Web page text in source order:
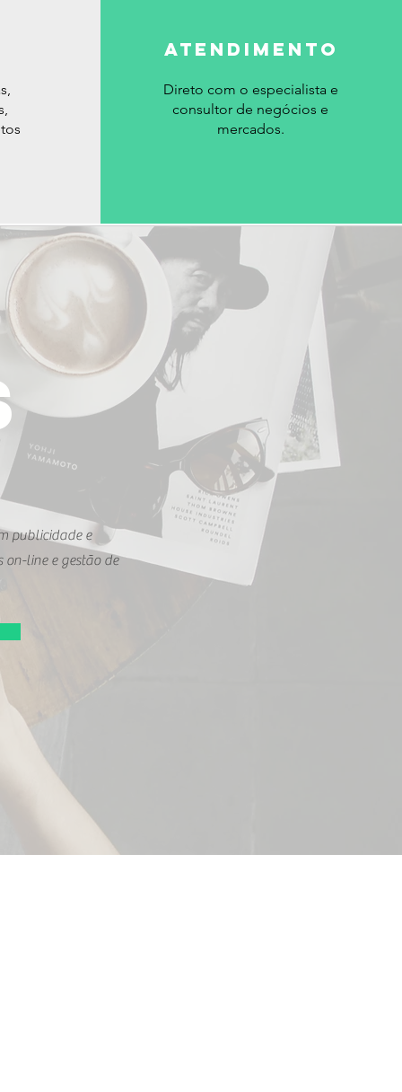
ATENDIMENTO
Direto com o especialista e
consultor de negócios e
mercados.
publicidade e
on-line e gestão de